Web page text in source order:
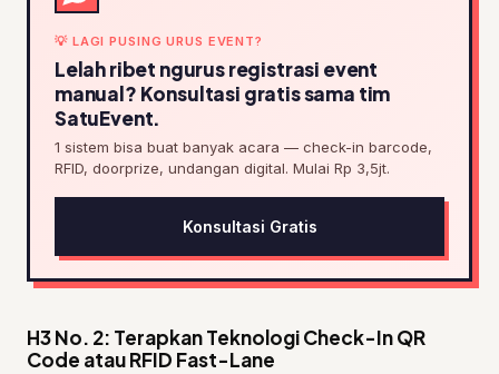
💡 LAGI PUSING URUS EVENT?
Lelah ribet ngurus registrasi event
manual? Konsultasi gratis sama tim
SatuEvent.
1 sistem bisa buat banyak acara — check-in barcode,
RFID, doorprize, undangan digital. Mulai Rp 3,5jt.
Konsultasi Gratis
H3 No. 2: Terapkan Teknologi Check-In QR
Code atau RFID Fast-Lane